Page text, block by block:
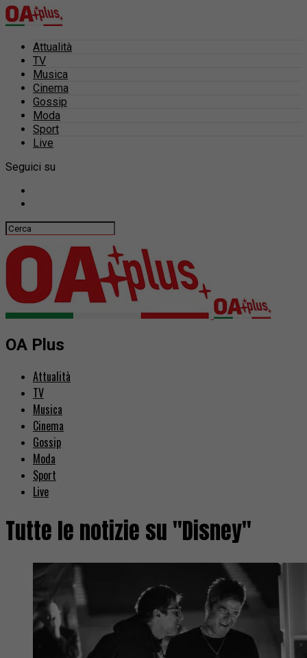
Attualità
TV
Musica
Cinema
Gossip
Moda
Sport
Live
Seguici su
OA Plus
Attualità
TV
Musica
Cinema
Gossip
Moda
Sport
Live
Tutte le notizie su "Disney"